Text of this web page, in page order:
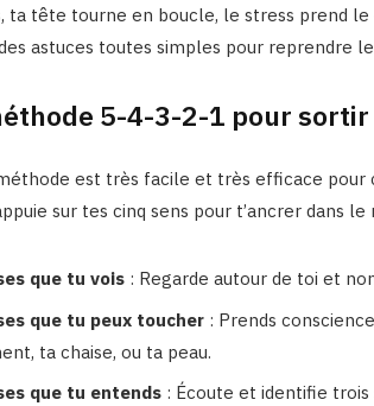
ta tête tourne en boucle, le stress prend
astuces toutes simples pour reprendre
5-4-3-2-1 pour
est très facile et très efficace pour
sur tes cinq sens pour t’ancrer dans
que tu vois : Regarde autour de toi et
que tu peux toucher : Prends
ta chaise, ou ta peau.
que tu entends : Écoute et identifie trois